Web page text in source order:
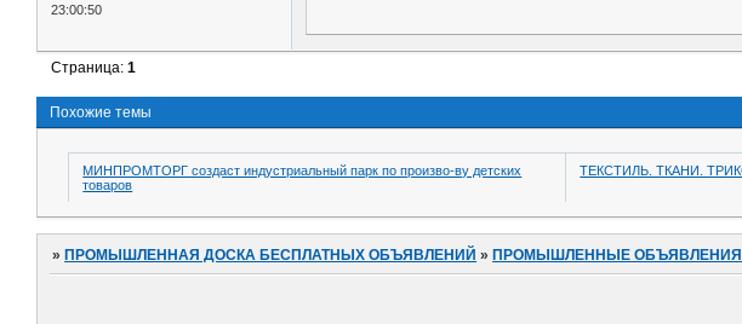
23:00:50
Страница:1
Похожие темы
МИНПРОМТОРГ создаст индустриальный парк по произво-ву детских
товаров
ТЕКСТИЛЬ. ТКАНИ.
» ПРОМЫШЛЕННАЯ ДОСКА БЕСПЛАТНЫХ ОБЪЯВЛЕНИЙ » ПРОМЫШЛЕННЫЕ ОБЪЯВЛЕНИЯ